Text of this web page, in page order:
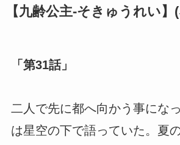
【九齢公主-そきゅうれい
「第31話」
二人で先に都へ向かう事にな
は星空の下で語っていた。夏